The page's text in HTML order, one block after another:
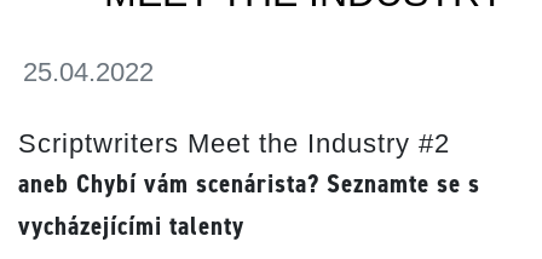
25.04.2022
Scriptwriters Meet the Industry #2
aneb Chybí vám scenárista? Seznamte se s
vycházejícími talenty